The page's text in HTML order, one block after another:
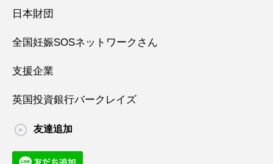
日本財団
全国妊娠SOSネットワークさん
支援企業
英国投資銀行バークレイズ
友達追加